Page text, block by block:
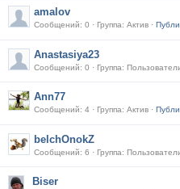
amalov
Сообщений: 0 · Группа: Актив ·
Anastasiya23
Ann77
Сообщений: 4 · Группа: Актив ·
belchOnokZ
Biser